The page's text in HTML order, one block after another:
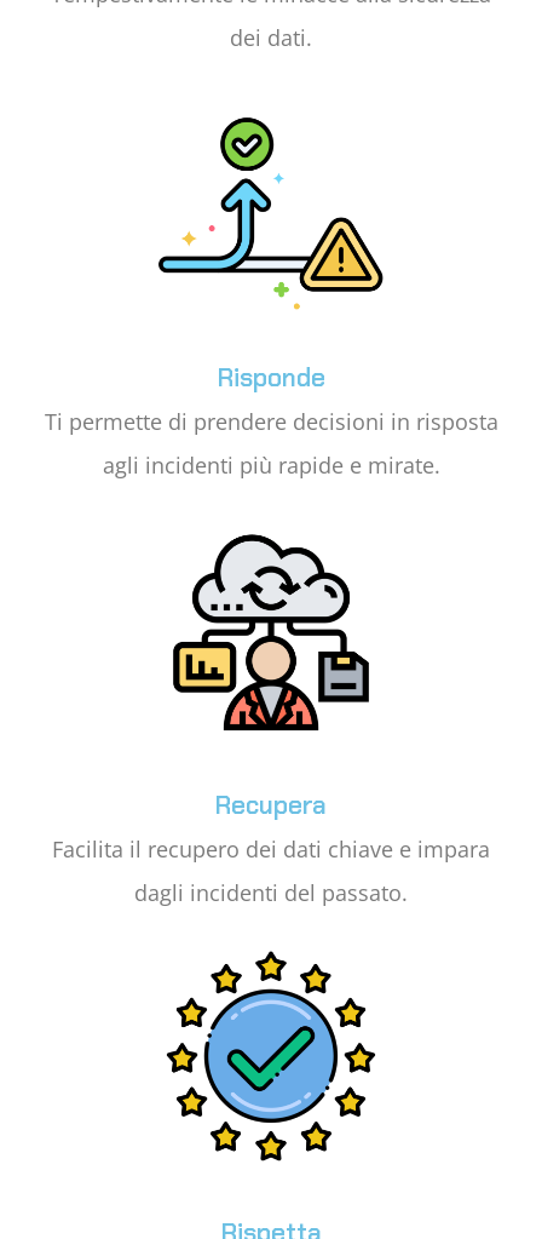
dei dati.
Risponde
Ti permette di prendere decisioni in risposta
agli incidenti più rapide e mirate.
Recupera
Facilita il recupero dei dati chiave e impara
dagli incidenti del passato.
Rispetta